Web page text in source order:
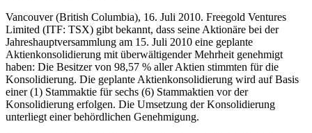
Vancouver (British Columbia), 16. Juli 2010. Freegold Ventures
Limited (ITF: TSX) gibt bekannt, dass seine Aktionäre bei der
Jahreshauptversammlung am 15. Juli 2010 eine geplante
Aktienkonsolidierung mit überwältigender Mehrheit genehmigt
haben: Die Besitzer von 98,57 % aller Aktien stimmten für die
Konsolidierung. Die geplante Aktienkonsolidierung wird auf Basis
einer (1) Stammaktie für sechs (6) Stammaktien vor der
Konsolidierung erfolgen. Die Umsetzung der Konsolidierung
unterliegt einer behördlichen Genehmigung.